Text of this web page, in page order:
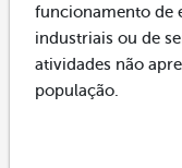
funcionamento de
industriais ou de
atividades não
população.